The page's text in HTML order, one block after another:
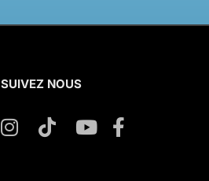
SUIVEZ NOUS